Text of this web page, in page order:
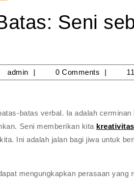
Seni
2025
admin admin0 Comments
batas verbal. Ia adalah
Seni memberikan kita
Ini adalah jalan bagi jiwa untuk
mengungkapkan perasaan yang